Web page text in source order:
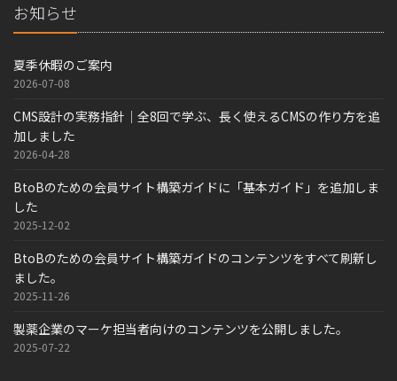
お知らせ
夏季休暇のご案内
2026-07-08
CMS設計の実務指針｜全8回で学ぶ、長く使えるCMSの作り方を追
加しました
2026-04-28
BtoBのための会員サイト構築ガイドに「基本ガイド」を追加しま
した
2025-12-02
BtoBのための会員サイト構築ガイドのコンテンツをすべて刷新し
ました。
2025-11-26
製薬企業のマーケ担当者向けのコンテンツを公開しました。
2025-07-22